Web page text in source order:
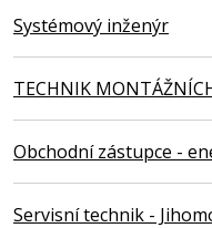
Systémový inženýr
TECHNIK
Obchodní zástupce -
Servisní technik -